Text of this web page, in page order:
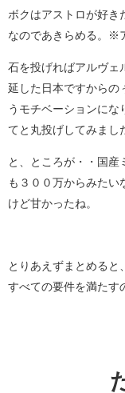
ボクはアストロが好き
なのであきらめる。※
石を投げればアルヴェ
延した日本ですからの
うモチベーションにな
てと丸投げしてみまし
と、ところが・・国
も３００万からみたい
けど甘かったね。
とりあえずまとめると、
すべての要件を満たす